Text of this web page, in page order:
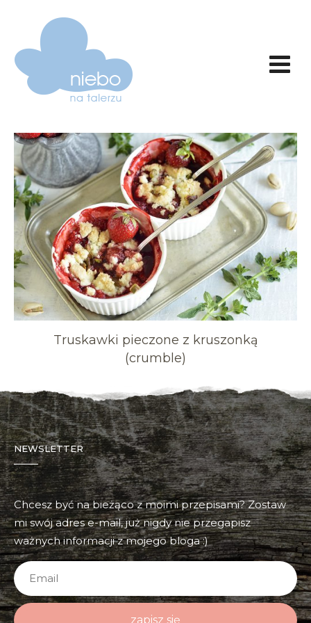
Truskawki pieczone z kruszonką
(crumble)
NEWSLETTER
Chcesz być na bieżąco z moimi przepisami? Zostaw
mi swój adres e-mail, już nigdy nie przegapisz
ważnych informacji z mojego bloga :)
zapisz się